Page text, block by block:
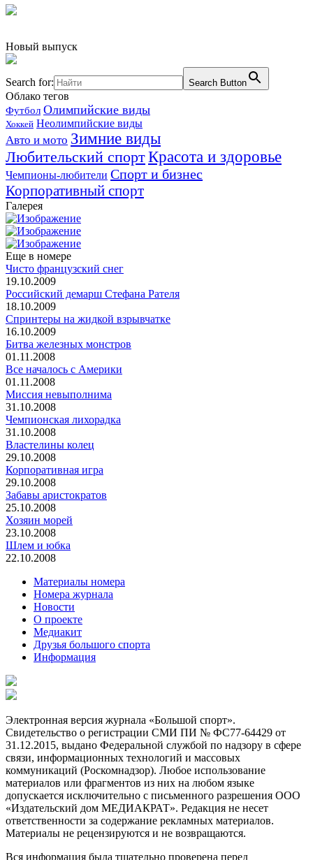
Новый выпуск
Search for: Search Button
Облако тегов
Футбол Олимпийские виды
Хоккей Неолимпийские виды
Авто и мото Зимние виды
Любительский спортКрасота и здоровье
Чемпионы-любители Спорт и бизнес
Корпоративный спорт
Галерея
Еще в номере
Чисто французский снег
19.10.2009
Российский демарш Стефана Рателя
18.10.2009
Спринтеры на жидкой взрывчатке
16.10.2009
Битва железных монстров
01.11.2008
Все началось с Америки
01.11.2008
Миссия невыполнима
31.10.2008
Чемпионская лихорадка
31.10.2008
Властелины колец
29.10.2008
Корпоративная игра
29.10.2008
Забавы аристократов
25.10.2008
Хозяин морей
23.10.2008
Шлем и юбка
22.10.2008
Материалы номера
Номера журнала
Новости
О проекте
Медиакит
Друзья большого спорта
Информация
Электронная версия журнала «Большой спорт».
Свидетельство о регистрации СМИ ПИ № ФС77-64429 от
31.12.2015, выдано Федеральной службой по надзору в сфере
связи, информационных технологий и массовых
коммуникаций (Роскомнадзор). Любое использование
материалов или фрагментов из них на любом языке
допускается исключительно с письменного разрешения ООО
«Издательский дом МЕДИАКРАТ». Редакция не несет
ответственности за содержание рекламных материалов.
Материалы не рецензируются и не возвращаются.
Вся информация была тщательно проверена перед